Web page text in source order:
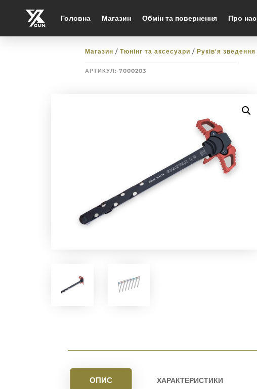
Головна Магазин Обмін та повернення Про нас
Магазин / Тюнінг та аксесуари / Руків'я зведення
АРТИКУЛ: 7000203
ОПИС ХАРАКТЕРИСТИКИ